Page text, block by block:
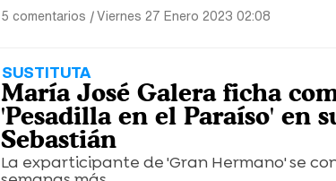
5 comentarios |Viernes 27 Enero 2023 02:08
SUSTITUTA
María José Galera ficha
'Pesadilla en el Paraíso' en
Sebastián
La exparticipante de 'Gran Hermano' se